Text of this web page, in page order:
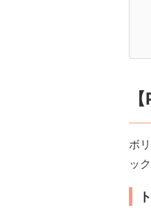
ボ
ッ